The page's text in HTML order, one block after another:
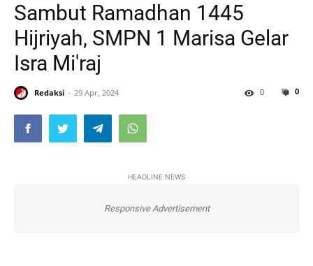
Sambut Ramadhan 1445
Hijriyah, SMPN 1 Marisa Gelar
Isra Mi'raj
Redaksi 29 Apr, 2024 0
0
HEADLINE NEWS
Responsive Advertisement